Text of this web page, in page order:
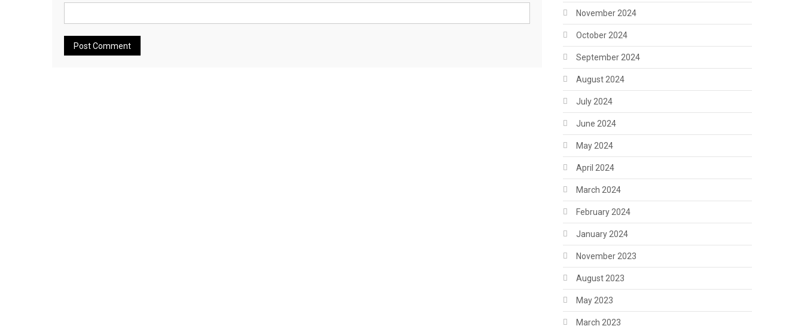
November 2024
October 2024
September 2024
August 2024
July 2024
June 2024
May 2024
April 2024
March 2024
February 2024
January 2024
November 2023
August 2023
May 2023
March 2023